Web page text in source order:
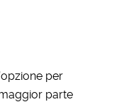
per
parte